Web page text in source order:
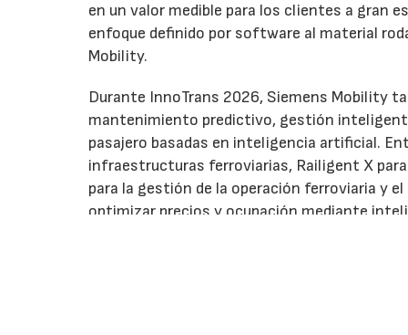
en un valor medible para los clientes a gran
enfoque definido por software al material
Mobility.
Durante InnoTrans 2026, Siemens Mobility
mantenimiento predictivo, gestión
pasajero basadas en inteligencia artificial.
infraestructuras ferroviarias, Railigent X
para la gestión de la operación ferroviaria y
optimizar precios y ocupación mediante